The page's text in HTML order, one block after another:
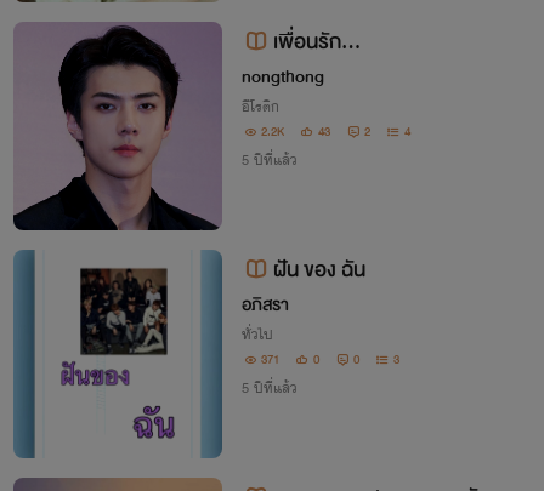
เพื่อนรัก...
nongthong
อีโรติก
2.2K 43 2 4
5 ปีที่แล้ว
ฝัน ของ ฉัน
อภิสรา
ทั่วไป
371 0 0 3
5 ปีที่แล้ว